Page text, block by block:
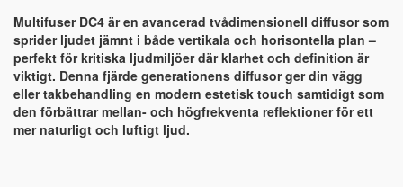
Multifuser DC4 är en avancerad tvådimensionell diffusor som
sprider ljudet jämnt i både vertikala och horisontella plan –
perfekt för kritiska ljudmiljöer där klarhet och definition är
viktigt. Denna fjärde generationens diffusor ger din vägg
eller takbehandling en modern estetisk touch samtidigt som
den förbättrar mellan- och högfrekventa reflektioner för ett
mer naturligt och luftigt ljud.